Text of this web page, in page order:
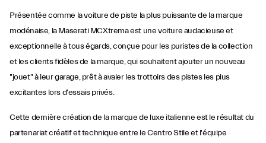
Présentée comme la voiture de piste la plus puissante de la marque
modénaise, la Maserati MCXtrema est une voiture audacieuse et
exceptionnelle à tous égards, conçue pour les puristes de la collection
et les clients fidèles de la marque, qui souhaitent ajouter un nouveau
"jouet" à leur garage, prêt à avaler les trottoirs des pistes les plus
excitantes lors d'essais privés.
Cette dernière création de la marque de luxe italienne est le résultat du
partenariat créatif et technique entre le Centro Stile et l'équipe